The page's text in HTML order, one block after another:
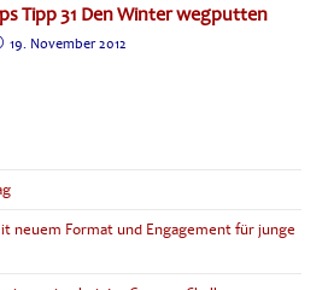
Tipp 31 Den Winter wegputten
19. November 2012
neuem Format und Engagement für junge